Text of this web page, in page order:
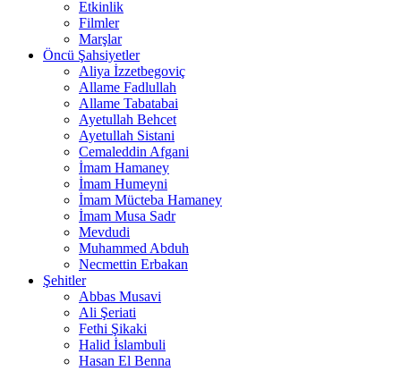
Etkinlik
Filmler
Marşlar
Öncü Şahsiyetler
Aliya İzzetbegoviç
Allame Fadlullah
Allame Tabatabai
Ayetullah Behcet
Ayetullah Sistani
Cemaleddin Afgani
İmam Hamaney
İmam Humeyni
İmam Mücteba Hamaney
İmam Musa Sadr
Mevdudi
Muhammed Abduh
Necmettin Erbakan
Şehitler
Abbas Musavi
Ali Şeriati
Fethi Şikaki
Halid İslambuli
Hasan El Benna